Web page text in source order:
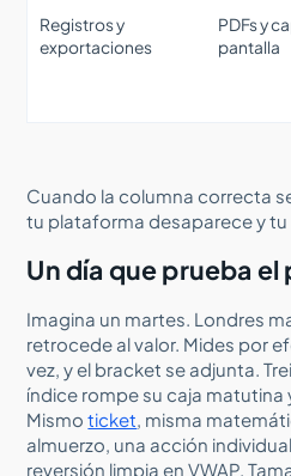
Registros y
exportaciones
PDFs y
pantalla
Cuando la columna correcta
tu plataforma desaparece y tu
Un día que prueba el
Imagina un martes. Londres
retrocede al valor. Mides por
vez, y el bracket se adjunta.
índice rompe su caja matutina
Mismoticket, misma
almuerzo, una acción
reversión limpia en VWAP.